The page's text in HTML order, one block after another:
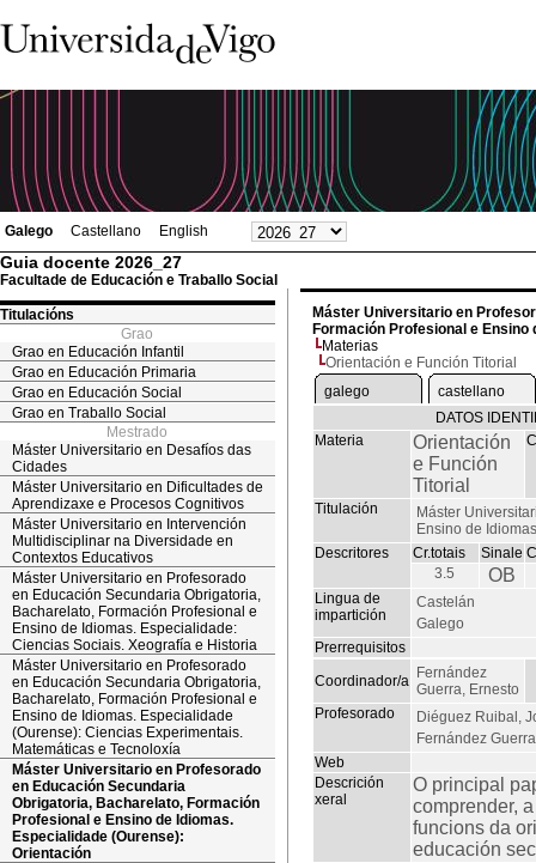
Galego Castellano English
Guia docente 2026_27
Facultade de Educación e Traballo Social
Titulacións
Grao
Grao en Educación Infantil
Grao en Educación Primaria
Grao en Educación Social
Grao en Traballo Social
Mestrado
Máster Universitario en Desafíos das
Cidades
Máster Universitario en Dificultades de
Aprendizaxe e Procesos Cognitivos
Máster Universitario en Intervención
Multidisciplinar na Diversidade en
Contextos Educativos
Máster Universitario en Profesorado
en Educación Secundaria Obrigatoria,
Bacharelato, Formación Profesional e
Ensino de Idiomas. Especialidade:
Ciencias Sociais. Xeografía e Historia
Máster Universitario en Profesorado
en Educación Secundaria Obrigatoria,
Bacharelato, Formación Profesional e
Ensino de Idiomas. Especialidade
(Ourense): Ciencias Experimentais.
Matemáticas e Tecnoloxía
Máster Universitario en Profesorado
en Educación Secundaria
Obrigatoria, Bacharelato, Formación
Profesional e Ensino de Idiomas.
Especialidade (Ourense):
Orientación
Máster Universitario en
Formación Profesional e
Materias
Orientación e Función Titorial
galego
castellano
DATOS
Materia
Orientación
e Función
Titorial
Titulación
Máster
Ensino de
Descritores
Cr.totais Sinale
3.5
OB
Lingua de
impartición
Castelán
Galego
Prerrequisitos
Coordinador/a Fernández
Guerra, Ernesto
Profesorado
Diéguez Ruibal,
Fernández
Web
Descrición
xeral
O principal
comprender,
funcions da
educación